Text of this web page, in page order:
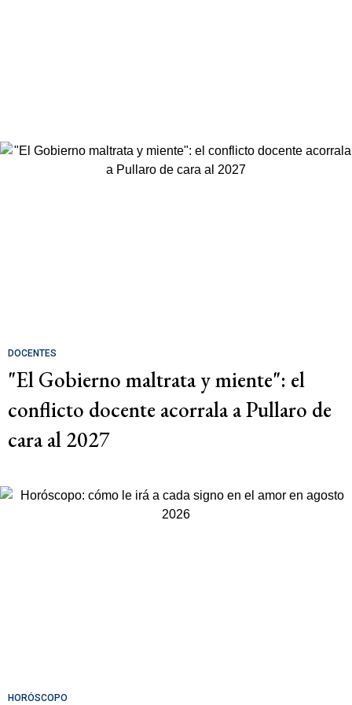
DOCENTES
"El Gobierno maltrata y miente": el
conflicto docente acorrala a Pullaro de
cara al 2027
HORÓSCOPO